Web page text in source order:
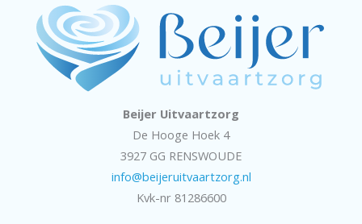
Beijer Uitvaartzorg
De Hooge Hoek 4
3927 GG RENSWOUDE
info@beijeruitvaartzorg.nl
Kvk-nr 81286600